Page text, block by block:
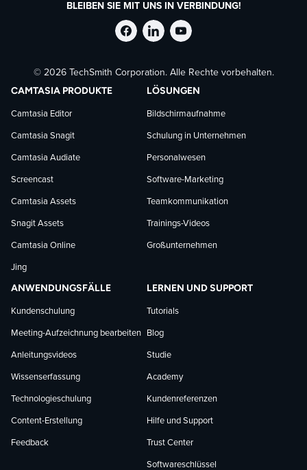
BLEIBEN SIE MIT UNS IN VERBINDUNG!
TechSmith
auf
Facebook
folgen
TechSmith
auf
LinkedIn
folgen
TechSmith
auf
YouTube
© 2026 TechSmith Corporation. Alle Rechte vorbehalten.
CAMTASIA PRODUKTE
Camtasia Editor
Camtasia Snagit
Camtasia Audiate
Screencast
Camtasia Assets
Snagit Assets
Camtasia Online
Jing
LÖSUNGEN
Bildschirmaufnahme
Schulung in Unternehmen
Personalwesen
Software-Marketing
Teamkommunikation
Trainings-Videos
Großunternehmen
ANWENDUNGSFÄLLE
Kundenschulung
Meeting-Aufzeichnung bearbeiten
Anleitungsvideos
Wissenserfassung
Technologieschulung
Content-Erstellung
Feedback
LERNEN UND SUPPORT
Tutorials
Blog
Studie
Academy
Kundenreferenzen
Hilfe und Support
Trust Center
Softwareschlüssel